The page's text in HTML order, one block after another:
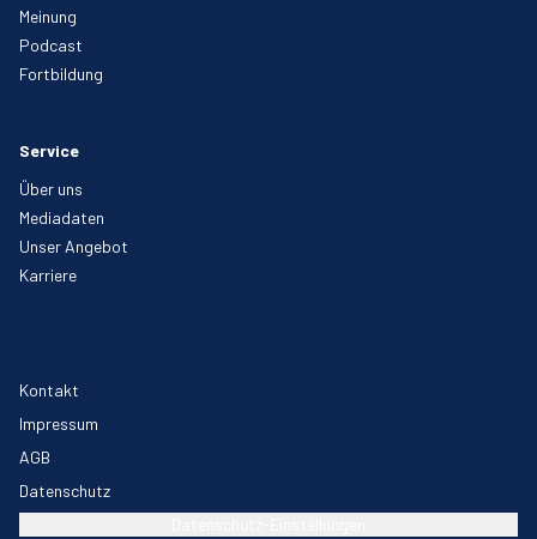
Meinung
Podcast
Fortbildung
Service
Über uns
Mediadaten
Unser Angebot
Karriere
Kontakt
Impressum
AGB
Datenschutz